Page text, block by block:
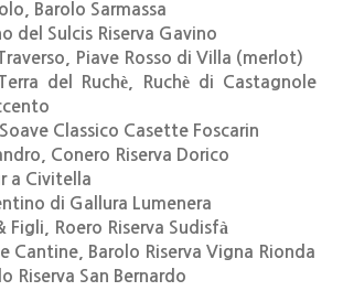
Barolo Sarmassa
del Sulcis Riserva Gavino
Piave Rosso di Villa (merlot)
del Ruchè, Ruchè di Castagnole
Classico Casette Foscarin
Conero Riserva Dorico
a Civitella
di Gallura Lumenera
Figli, Roero Riserva Sudisfà
Cantine, Barolo Riserva Vigna Rionda
Riserva San Bernardo